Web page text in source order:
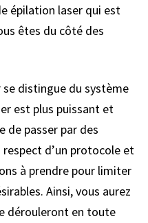
épilation laser qui est
êtes du côté des
distingue du système
est plus puissant et
de passer par des
respect d’un protocole et
à prendre pour limiter
Ainsi, vous aurez
dérouleront en toute